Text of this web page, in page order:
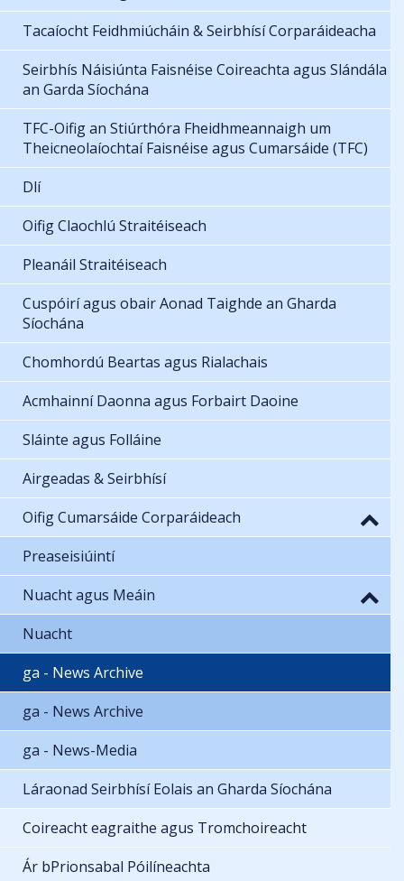
Tacaíocht Feidhmiúcháin & Seirbhísí Corparáideacha
Seirbhís Náisiúnta Faisnéise Coireachta agus Slándála
an Garda Síochána
TFC-Oifig an Stiúrthóra Fheidhmeannaigh um
Theicneolaíochtaí Faisnéise agus Cumarsáide (TFC)
Dlí
Oifig Claochlú Straitéiseach
Pleanáil Straitéiseach
Cuspóirí agus obair Aonad Taighde an Gharda
Síochána
Chomhordú Beartas agus Rialachais
Acmhainní Daonna agus Forbairt Daoine
Sláinte agus Folláine
Airgeadas & Seirbhísí
Oifig Cumarsáide Corparáideach
Preaseisiúintí
Nuacht agus Meáin
Nuacht
ga - News Archive
ga - News Archive
ga - News-Media
Láraonad Seirbhísí Eolais an Gharda Síochána
Coireacht eagraithe agus Tromchoireacht
Ár bPrionsabal Póilíneachta